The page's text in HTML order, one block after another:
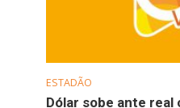
ESTADÃO
Dólar sobe ante